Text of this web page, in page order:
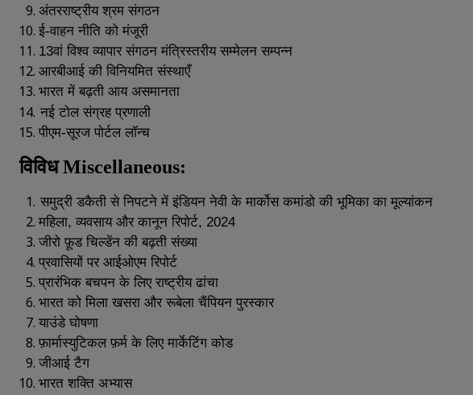
अंतरराष्ट्रीय श्रम संगठन
ई-वाहन नीति को मंजूरी
13वां विश्व व्यापार संगठन मंत्रिस्तरीय सम्मेलन सम्पन्न
आरबीआई की विनियमित संस्थाएँ
भारत में बढ़ती आय असमानता
नई टोल संग्रह प्रणाली
पीएम-सूरज पोर्टल लॉन्च
विविधMiscellaneous:
समुद्री डकैती से निपटने में इंडियन नेवी के मार्कोस कमांडो की भूमिका का मूल्यांकन
महिला, व्यवसाय और कानून रिपोर्ट, 2024
जीरो फ़ूड चिल्डेंन की बढ़ती संख्या
प्रवासियों पर आईओएम रिपोर्ट
प्रारंभिक बचपन के लिए राष्ट्रीय ढांचा
भारत को मिला खसरा और रूबेला चैंपियन पुरस्कार
याउंडे घोषणा
फ़ार्मास्युटिकल फ़र्म के लिए मार्केटिंग कोड
जीआई टैग
भारत शक्ति अभ्यास